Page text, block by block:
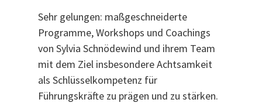
Sehr gelungen: maßgeschneiderte
Programme, Workshops und Coachings
von Sylvia Schnödewind und ihrem Team
mit dem Ziel insbesondere Achtsamkeit
als Schlüsselkompetenz für
Führungskräfte zu prägen und zu stärken.